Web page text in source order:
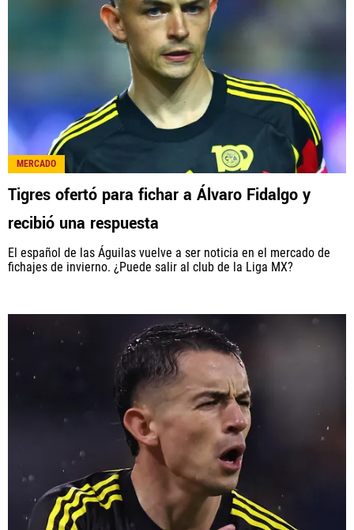
MERCADO
Tigres ofertó para fichar a Álvaro Fidalgo y
recibió una respuesta
El español de las Águilas vuelve a ser noticia en el mercado de
fichajes de invierno. ¿Puede salir al club de la Liga MX?